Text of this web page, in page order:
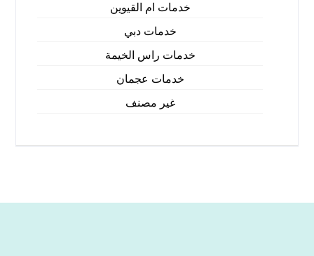
خدمات ام القيوين
خدمات دبي
خدمات راس الخيمة
خدمات عجمان
غير مصنف